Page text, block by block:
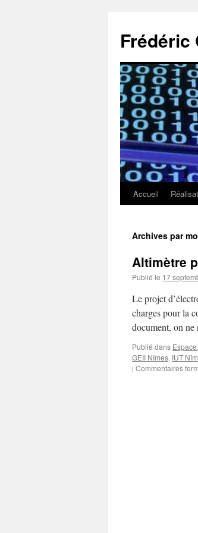
contenu
Frédéric
Accueil
Archives par
Altimètre
Publié le 17
Le projet
charges pour la
document, on
Publié dans Espace,
GEII Nîmes, IUT
| Commentaires